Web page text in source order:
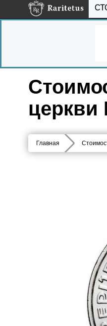
церкви
Главная